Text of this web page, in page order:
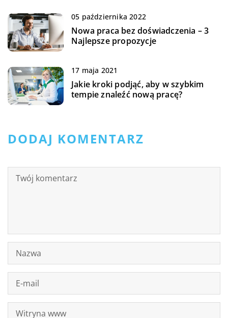
05 października 2022
Nowa praca bez doświadczenia – 3
Najlepsze propozycje
17 maja 2021
Jakie kroki podjąć, aby w szybkim
tempie znaleźć nową pracę?
DODAJ KOMENTARZ